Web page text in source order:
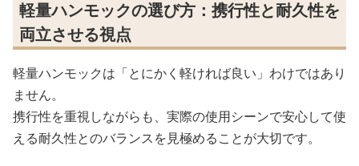
軽量ハンモックの選び方：携行性と耐久性を
両立させる視点
軽量ハンモックは「とにかく軽ければ良い」わけではあり
ません。
携行性を重視しながらも、実際の使用シーンで安心して使
える耐久性とのバランスを見極めることが大切です。